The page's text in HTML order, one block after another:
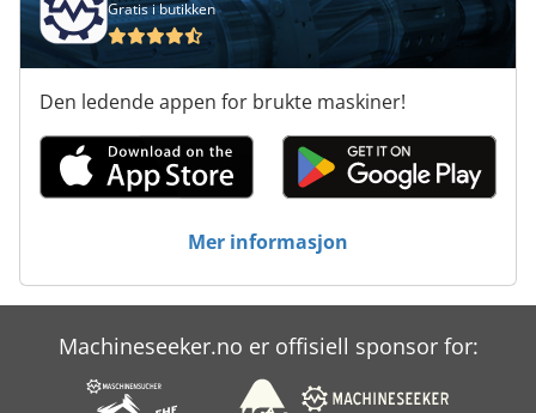
Gratis i butikken
Den ledende appen for brukte maskiner!
Mer informasjon
Machineseeker.no er offisiell sponsor for: